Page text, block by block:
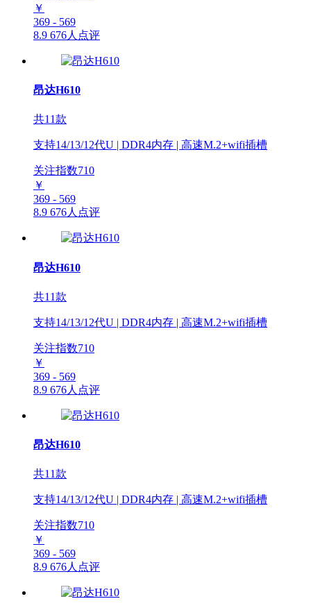
￥
369 - 569
8.9 676人点评
昂达H610
共11款
支持14/13/12代U | DDR4内存 | 高速M.2+wifi插槽
关注指数710
￥
369 - 569
8.9 676人点评
昂达H610
共11款
支持14/13/12代U | DDR4内存 | 高速M.2+wifi插槽
关注指数710
￥
369 - 569
8.9 676人点评
昂达H610
共11款
支持14/13/12代U | DDR4内存 | 高速M.2+wifi插槽
关注指数710
￥
369 - 569
8.9 676人点评